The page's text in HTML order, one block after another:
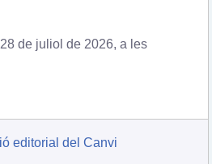
28 de juliol de 2026, a les